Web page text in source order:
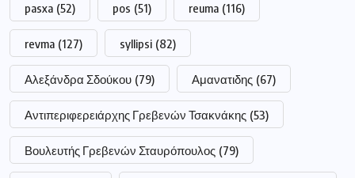
pasxa (52) pos (51) reuma (116)
revma (127) syllipsi (82)
Αλεξάνδρα Σδούκου (79) Αμανατιδης (67)
Αντιπεριφερειάρχης Γρεβενών Τσακνάκης (53)
Βουλευτής Γρεβενών Σταυρόπουλος (79)